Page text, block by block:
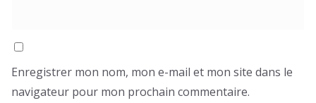
Enregistrer mon nom, mon e-mail et mon site dans le
navigateur pour mon prochain commentaire.